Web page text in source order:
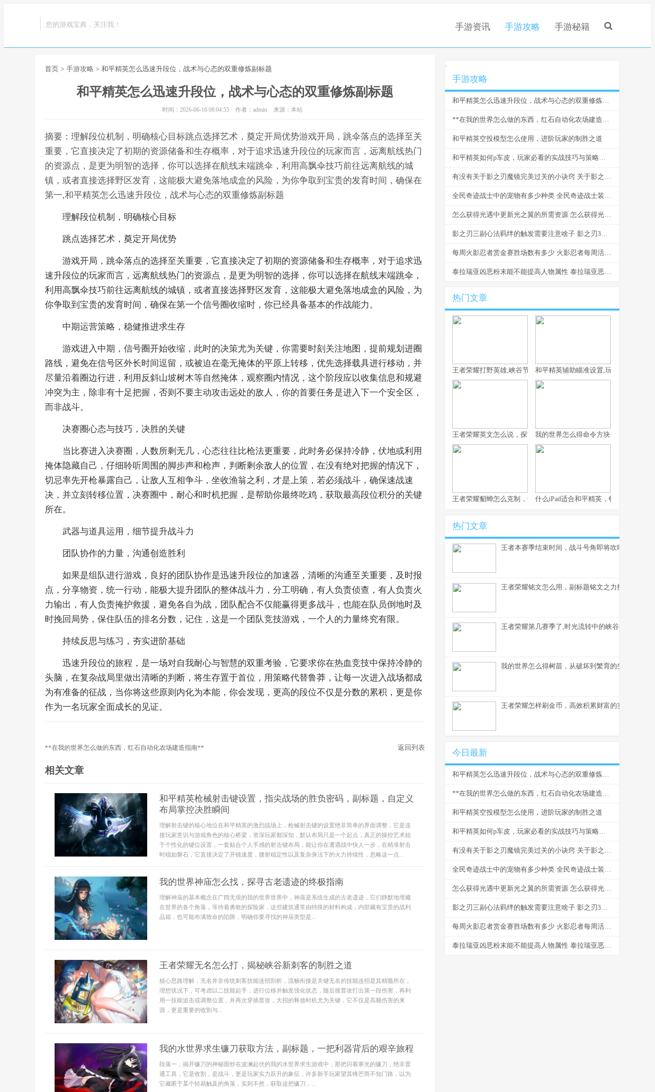
您的游戏宝典，关注我！ 手游资讯 手游攻略 手游秘籍
首页 > 手游攻略 > 和平精英怎么迅速升段位，战术与心态的双重修炼副标题
和平精英怎么迅速升段位，战术与心态的双重修炼副标题
时间：2026-06-16 08:04:55 作者：admin 来源：本站
摘要：理解段位机制，明确核心目标跳点选择艺术，奠定开局优势游戏开局，跳伞落点的选择至关
重要，它直接决定了初期的资源储备和生存概率，对于追求迅速升段位的玩家而言，远离航线热门
的资源点，是更为明智的选择，你可以选择在航线末端跳伞，利用高飘伞技巧前往远离航线的城
镇，或者直接选择野区发育，这能极大避免落地成盒的风险，为你争取到宝贵的发育时间，确保在
第一,和平精英怎么迅速升段位，战术与心态的双重修炼副标题
理解段位机制，明确核心目标
跳点选择艺术，奠定开局优势
游戏开局，跳伞落点的选择至关重要，它直接决定了初期的资源储备和生存概率，对于追求迅
速升段位的玩家而言，远离航线热门的资源点，是更为明智的选择，你可以选择在航线末端跳伞，
利用高飘伞技巧前往远离航线的城镇，或者直接选择野区发育，这能极大避免落地成盒的风险，为
你争取到宝贵的发育时间，确保在第一个信号圈收缩时，你已经具备基本的作战能力。
中期运营策略，稳健推进求生存
游戏进入中期，信号圈开始收缩，此时的决策尤为关键，你需要时刻关注地图，提前规划进圈
路线，避免在信号区外长时间逗留，或被迫在毫无掩体的平原上转移，优先选择载具进行移动，并
尽量沿着圈边行进，利用反斜山坡树木等自然掩体，观察圈内情况，这个阶段应以收集信息和规避
冲突为主，除非有十足把握，否则不要主动攻击远处的敌人，你的首要任务是进入下一个安全区，
而非战斗。
决赛圈心态与技巧，决胜的关键
当比赛进入决赛圈，人数所剩无几，心态往往比枪法更重要，此时务必保持冷静，伏地或利用
掩体隐藏自己，仔细聆听周围的脚步声和枪声，判断剩余敌人的位置，在没有绝对把握的情况下，
切忌率先开枪暴露自己，让敌人互相争斗，坐收渔翁之利，才是上策，若必须战斗，确保速战速
决，并立刻转移位置，决赛圈中，耐心和时机把握，是帮助你最终吃鸡，获取最高段位积分的关键
所在。
武器与道具运用，细节提升战斗力
团队协作的力量，沟通创造胜利
如果是组队进行游戏，良好的团队协作是迅速升段位的加速器，清晰的沟通至关重要，及时报
点，分享物资，统一行动，能极大提升团队的整体战斗力，分工明确，有人负责侦查，有人负责火
力输出，有人负责掩护救援，避免各自为战，团队配合不仅能赢得更多战斗，也能在队员倒地时及
时挽回局势，保住队伍的排名分数，记住，这是一个团队竞技游戏，一个人的力量终究有限。
持续反思与练习，夯实进阶基础
迅速升段位的旅程，是一场对自我耐心与智慧的双重考验，它要求你在热血竞技中保持冷静的
头脑，在复杂战局里做出清晰的判断，将生存置于首位，用策略代替鲁莽，让每一次进入战场都成
为有准备的征战，当你将这些原则内化为本能，你会发现，更高的段位不仅是分数的累积，更是你
作为一名玩家全面成长的见证。
**在我的世界怎么做的东西，红石自动化农场建造指南** 返回列表
相关文章
和平精英枪械射击键设置，指尖战场的胜负密码，副标题，自定义
布局掌控决胜瞬间
理解射击键的核心地位在和平精英的激烈战场上，枪械射击键的设置绝非简单的界面调整，它是连
接玩家意识与游戏角色的核心桥梁，资深玩家都深知，默认布局只是一个起点，真正的操控艺术始
于个性化的键位设置，一套贴合个人手感的射击键布局，能让你在遭遇战中快人一步，在精准射击
时稳如磐石，它直接决定了开镜速度，腰射稳定性以及复杂身法下的火力持续性，忽略这一点...
我的世界神庙怎么找，探寻古老遗迹的终极指南
理解神庙的基本概念在广阔无垠的我的世界世界中，神庙是系统生成的古老遗迹，它们静默地埋藏
在世界的各个角落，等待着勇敢的探险家，这些建筑通常由特殊的材料构成，内部藏有宝贵的战利
品箱，也可能布满致命的陷阱，明确你要寻找的神庙类型是...
王者荣耀无名怎么打，揭秘峡谷新刺客的制胜之道
核心思路理解，无名并非传统刺客技能连招剖析，流畅衔接是关键无名的技能连招是其精髓所在，
理想状况下，可考虑以二技能起手，进行位移并触发强化状态，随后接普攻打出第一段伤害，再利
用一技能追击或调整位置，并再次穿插普攻，大招的释放时机尤为关键，它不仅是高额伤害的来
源，更是重要的收割与...
我的水世界求生镰刀获取方法，副标题，一把利器背后的艰辛旅程
段落一，揭开镰刀的神秘面纱在波澜起伏的我的水世界求生游戏中，那把闪着寒光的镰刀，绝非普
通工具，它是收割，是战斗，更是玩家实力跃升的象征，许多新手玩家望其锋芒而不知门路，以为
它藏匿于某个轻易触及的角落，实则不然，获取这把镰刀，...
.
手游攻略
和平精英怎么迅速升段位，战术与心态的双重修炼副标题
**在我的世界怎么做的东西，红石自动化农场建造指南**
和平精英空投模型怎么使用，进阶玩家的制胜之道
和平精英如何p车皮，玩家必看的实战技巧与策略，副标题，掌握核心方法提升游戏体验
有没有关于影之刃魔镜完美过关的小诀窍 关于影之翼的手抄报
全民奇迹战士中的宠物有多少种类 全民奇迹战士装备大全
怎么获得光遇中更新光之翼的所需资源 怎么获得光遇中的爱心
影之刃三副心法羁绊的触发需要注意啥子 影之刃3副心法哪个好
每周火影忍者赏金赛胜场数有多少 火影忍者每周活动任务在哪里
泰拉瑞亚凶恶粉末能不能提高人物属性 泰拉瑞亚恶毒粉末合成
热门文章
王者荣耀打野英雄,峡谷节奏的真正掌控者副标题
和平精英辅助瞄准设置,玩家实力跃升的
王者荣耀英文怎么说，探索全球玩家的共同语言
我的世界怎么得命令方块,资深玩家的详
王者荣耀貂蝉怎么克制，针对她的四大关键点什么iPad适合和平精英，畅快钢枪决胜
热门文章
王者本赛季结束时间，战斗号角即将吹响
王者荣耀铭文怎么用，副标题铭文之力指尖胜负之
王者荣耀第几赛季了,时光流转中的峡谷征程
我的世界怎么得树苗，从破坏到繁育的生存艺术，
王者荣耀怎样刷金币，高效积累财富的实战指南
今日最新
和平精英怎么迅速升段位，战术与心态的双重修炼副标题
**在我的世界怎么做的东西，红石自动化农场建造指南**
和平精英空投模型怎么使用，进阶玩家的制胜之道
和平精英如何p车皮，玩家必看的实战技巧与策略，副标题，掌握核心方法提升游戏体验
有没有关于影之刃魔镜完美过关的小诀窍 关于影之翼的手抄报
全民奇迹战士中的宠物有多少种类 全民奇迹战士装备大全
怎么获得光遇中更新光之翼的所需资源 怎么获得光遇中的爱心
影之刃三副心法羁绊的触发需要注意啥子 影之刃3副心法哪个好
每周火影忍者赏金赛胜场数有多少 火影忍者每周活动任务在哪里
泰拉瑞亚凶恶粉末能不能提高人物属性 泰拉瑞亚恶毒粉末合成